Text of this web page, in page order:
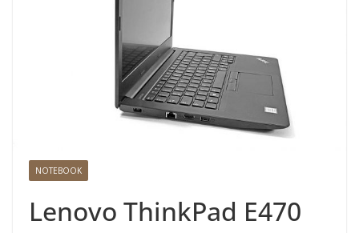
NOTEBOOK
Lenovo ThinkPad E470